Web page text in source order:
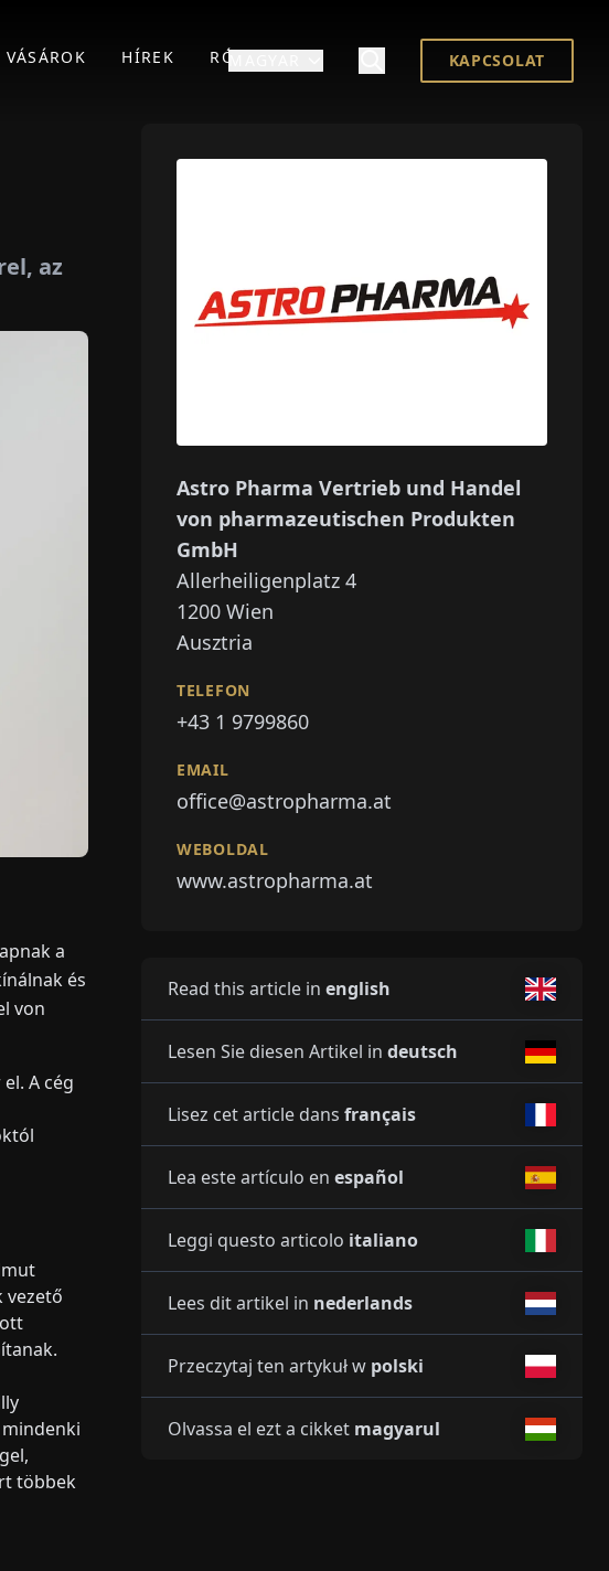
VÁSÁROK HÍREK RÓLUNK KAPCSOLAT
az
a
és
von
A cég
vezető
többek
Astro Pharma Vertrieb und Handel
von pharmazeutischen Produkten
GmbH
Allerheiligenplatz 4
1200 Wien
Ausztria
TELEFON
+43 1 9799860
EMAIL
office@astropharma.at
WEBOLDAL
www.astropharma.at
Read this article in english
Lesen Sie diesen Artikel in deutsch
Lisez cet article dans français
Lea este artículo en español
Leggi questo articolo italiano
Lees dit artikel in nederlands
Przeczytaj ten artykuł w polski
Olvassa el ezt a cikket magyarul